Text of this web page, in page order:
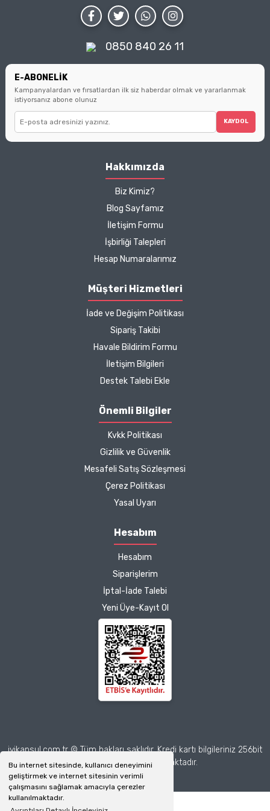
Bu internet sitesinde, kullanıcı deneyimini
geliştirmek ve internet sitesinin verimli
çalışmasını sağlamak amacıyla çerezler
kullanılmaktadır.
noktaları bulacaksınız.
Küçük seçimlerin büyük
hatırlatarak, sizi bilinçli
tüketici olmanın
ipuçlarıyla
0850 840 26 11
E-ABONELİK
Kampanyalardan ve fırsatlardan ilk siz haberdar olmak ve yararlanmak
istiyorsanız abone olunuz
KAYDOL
Hakkımızda
Biz Kimiz?
Blog Sayfamız
İletişim Formu
İşbirliği Talepleri
Hesap Numaralarımız
Müşteri Hizmetleri
İade ve Değişim Politikası
Sipariş Takibi
Havale Bildirim Formu
İletişim Bilgileri
Destek Talebi Ekle
Önemli Bilgiler
Kvkk Politikası
Gizlilik ve Güvenlik
Mesafeli Satış Sözleşmesi
Çerez Politikası
Yasal Uyarı
Hesabım
Hesabım
Siparişlerim
İptal-İade Talebi
Yeni Üye-Kayıt Ol
iyikapsul.com.tr © Tüm hakları saklıdır. Kredi kartı bilgileriniz 256bit
SSL sertifikası ile korunmaktadır.